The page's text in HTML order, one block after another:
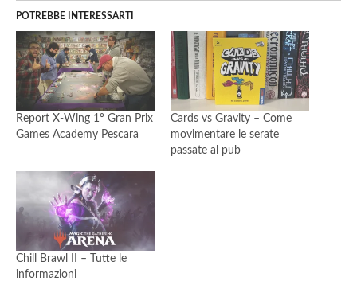
POTREBBE INTERESSARTI
Report X-Wing 1° Gran Prix
Games Academy Pescara
Cards vs Gravity – Come
movimentare le serate
passate al pub
Chill Brawl II – Tutte le
informazioni